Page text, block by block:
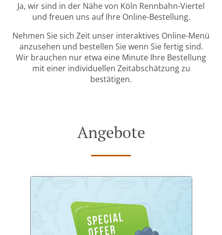
Ja, wir sind in der Nähe von Köln Rennbahn-Viertel
und freuen uns auf Ihre Online-Bestellung.
Nehmen Sie sich Zeit unser interaktives Online-Menü
anzusehen und bestellen Sie wenn Sie fertig sind.
Wir brauchen nur etwa eine Minute Ihre Bestellung
mit einer individuellen Zeitabschätzung zu
bestätigen.
Angebote